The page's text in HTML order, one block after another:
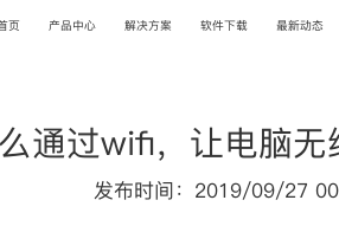
页 产品中心 解决方案 软件下载 最新动态
通过wifi，让电脑无
发布时间：2019/09/27